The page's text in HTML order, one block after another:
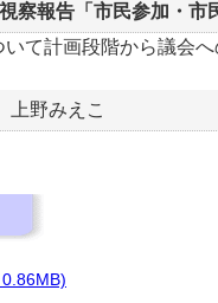
察報告「市民参加・
て計画段階から議会
野みえこ